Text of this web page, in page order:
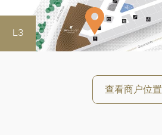
L3
查看商户位置